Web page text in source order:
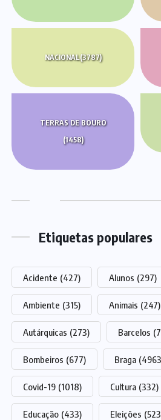
NACIONAL(3787)
TERRAS DE BOURO
(1458)
Etiquetas populares
Acidente (427) Alunos (297)
Ambiente (315) Animais (247)
Autárquicas (273) Barcelos
Bombeiros (677) Braga
Covid-19 (1018) Cultura (332)
Educação (433) Eleições